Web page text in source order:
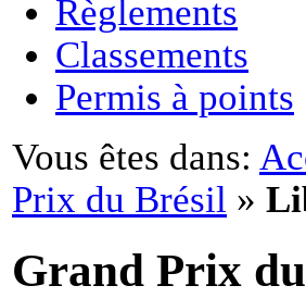
Règlements
Classements
Permis à points
Vous êtes dans:
Prix du Brésil »
Grand Prix